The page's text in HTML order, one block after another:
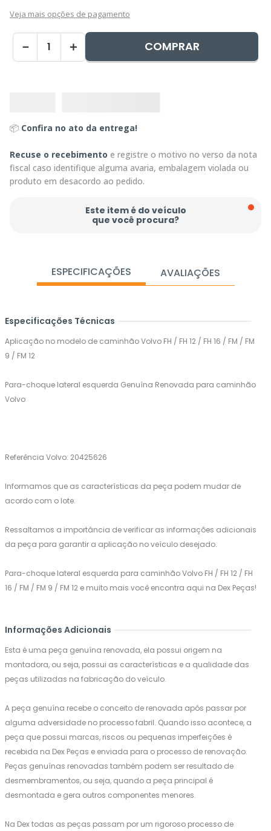
Veja mais opções de pagamento
＋
－ COMPRAR
📦 Confira no ato da entrega!
Recuse o recebimento e registre o motivo no verso da nota
fiscal caso identifique alguma avaria, embalagem violada ou
produto em desacordo ao pedido.
Este item é do veículo
que você procura?
ESPECIFICAÇÕES AVALIAÇÕES
Especificações Técnicas
Aplicação no modelo de caminhão Volvo FH / FH 12 / FH 16 / FM / FM
9 / FM 12
Para-choque lateral esquerda Genuína Renovada para caminhão
Volvo
Referência Volvo: 20425626
Informamos que as características da peça podem mudar de
acordo com o lote.
Ressaltamos a importância de verificar as informações adicionais
da peça para garantir a aplicação no veículo desejado.
Para-choque lateral esquerda para caminhão Volvo FH / FH 12 / FH
16 / FM / FM 9 / FM 12 e muito mais você encontra aqui na Dex Peças!
Informações Adicionais
Esta é uma peça genuína renovada, ela possui origem na
montadora, ou seja, possui as características e a qualidade das
peças utilizadas na fabricação do veículo.
A peça genuína recebe o conceito de renovada após passar por
alguma adversidade no processo fabril. Quando isso acontece, a
peça que possui marcas, riscos ou pequenas imperfeições é
recebida na Dex Peças e enviada para o processo de renovação.
Peças genuínas renovadas também podem ser resultado de
desmembramentos, ou seja, quando a peça principal é
desmontada e gera outros componentes menores.
Na Dex todas as peças passam por um rigoroso processo de